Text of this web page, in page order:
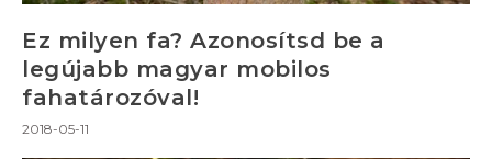
Ez milyen fa? Azonosítsd be a
legújabb magyar mobilos
fahatározóval!
2018-05-11